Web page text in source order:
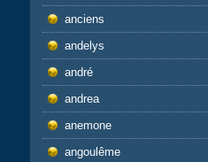
anciens
andelys
andré
andrea
anemone
angoulême